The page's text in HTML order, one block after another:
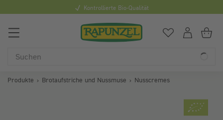
Kontrollierte Bio-Qualität
Du hast0
Produkte Brotaufstriche und Nussmuse Nusscremes